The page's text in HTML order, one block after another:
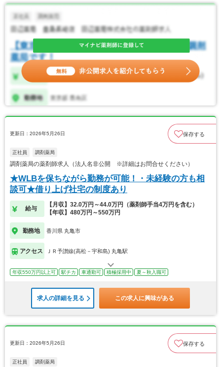
更新日：2026年5月26日 保存する
正社員 調剤薬局
調剤薬局の薬剤師求人（法人名非公開 ※詳細はお問合せください）
★WLBを保ちながら勤務が可能！・未経験の方も相
談可★借り上げ社宅の制度あり
給与
【月収】32.0万円～44.0万円（薬剤師手当4万円を含む）
【年収】480万円～550万円
勤務地 香川県 丸亀市
アクセス ＪＲ予讃線(高松－宇和島) 丸亀駅
年収550万円以上可 駅チカ 車通勤可 積極採用中 夏～秋入職可
求人の詳細を見る この求人に興味がある
更新日：2026年5月26日 保存する
正社員 調剤薬局